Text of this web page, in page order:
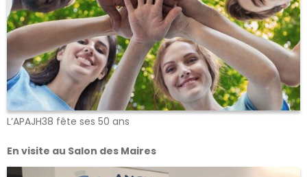
L’APAJH38 fête ses 50 ans
En visite au Salon des Maires